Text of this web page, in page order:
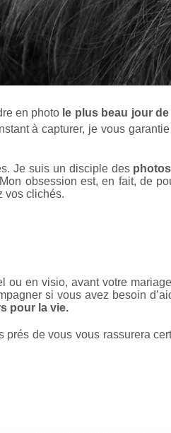
en photo le plus beau jour
à capturer, je vous
Je suis un disciple des
obsession est, en fait, de
vos clichés.
ou en visio, avant votre
si vous avez besoin
pour la vie.
de vous vous rassurera